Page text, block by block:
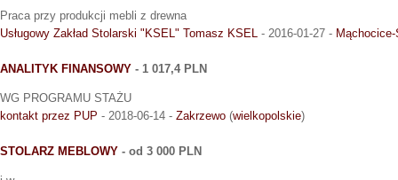
Praca przy produkcji mebli z drewna
Usługowy Zakład Stolarski "KSEL" Tomasz KSEL - 2016-01-27 -
ANALITYK FINANSOWY - 1 017,4 PLN
WG PROGRAMU STAŻU
kontakt przez PUP - 2018-06-14 - Zakrzewo (wielkopolskie)
STOLARZ MEBLOWY - od 3 000 PLN